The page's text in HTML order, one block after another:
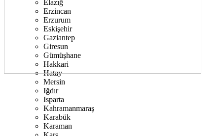
Elazığ
Erzincan
Erzurum
Eskişehir
Gaziantep
Giresun
Gümüşhane
Hakkari
Hatay
Mersin
Iğdır
Isparta
Kahramanmaraş
Karabük
Karaman